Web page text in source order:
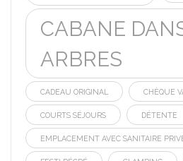
CABANE
ARBRES
CADEAU ORIGINAL CHÈQUE
COURTS SÉJOURS DÉTENTE
EMPLACEMENT AVEC SANITAIRE